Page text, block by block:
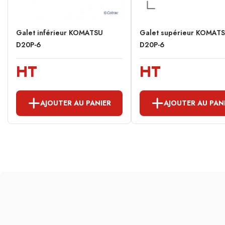
Galet inférieur KOMATSU
D20P-6
HT
AJOUTER AU PANIER
Galet supérieur
D20P-6
HT
AJOUTER AU